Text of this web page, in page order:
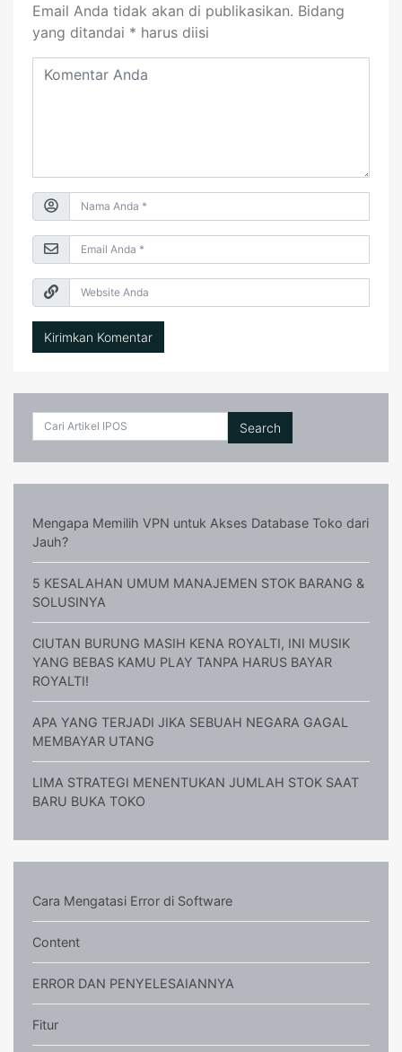
Email Anda tidak akan di publikasikan. Bidang
yang ditandai * harus diisi
Search
Mengapa Memilih VPN untuk Akses Database Toko dari
Jauh?
5 KESALAHAN UMUM MANAJEMEN STOK BARANG &
SOLUSINYA
CIUTAN BURUNG MASIH KENA ROYALTI, INI MUSIK
YANG BEBAS KAMU PLAY TANPA HARUS BAYAR
ROYALTI!
APA YANG TERJADI JIKA SEBUAH NEGARA GAGAL
MEMBAYAR UTANG
LIMA STRATEGI MENENTUKAN JUMLAH STOK SAAT
BARU BUKA TOKO
Cara Mengatasi Error di Software
Content
ERROR DAN PENYELESAIANNYA
Fitur